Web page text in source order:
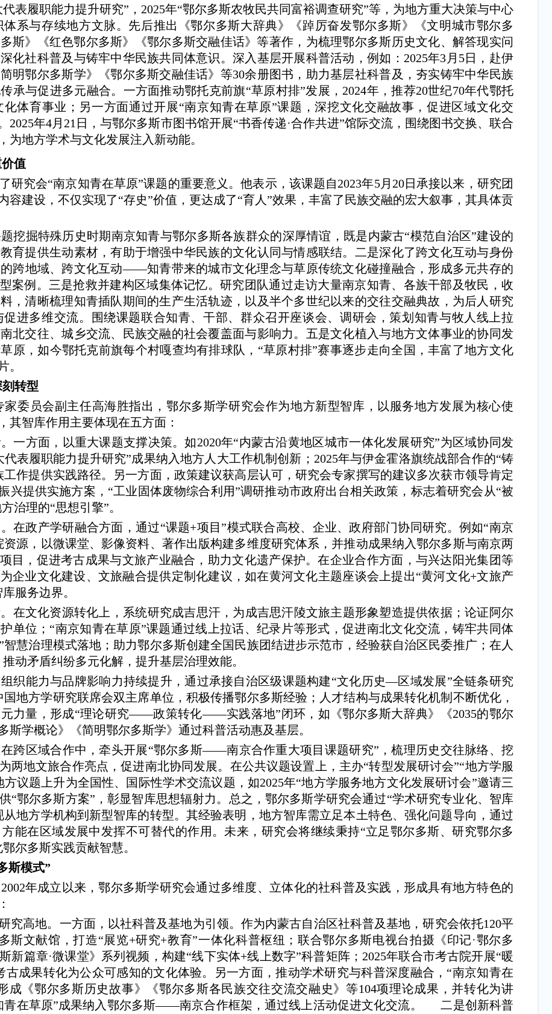
表履职能力提升研究”，2025年“鄂尔多斯农牧民共同富裕调查研究”等，为地方重大决策与中心
系与存续地方文脉。先后推出《鄂尔多斯大辞典》《踔厉奋发鄂尔多斯》《文明城市鄂尔多
斯》《红色鄂尔多斯》《鄂尔多斯交融佳话》等著作，为梳理鄂尔多斯历史文化、解答现实问
化社科普及与铸牢中华民族共同体意识。深入基层开展科普活动，例如：2025年3月5日，赴伊
明鄂尔多斯学》《鄂尔多斯交融佳话》等30余册图书，助力基层社科普及，夯实铸牢中华民族
承与促进多元融合。一方面推动鄂托克前旗“草原村排”发展，2024年，推荐20世纪70年代鄂托
体育事业；另一方面通过开展“南京知青在草原”课题，深挖文化交融故事，促进区域文化交
年4月21日，与鄂尔多斯市图书馆开展“书香传递·合作共进”馆际交流，围绕图书交换、联合
为地方学术与文化发展注入新动能。
值
究会“南京知青在草原”课题的重要意义。他表示，该课题自2023年5月20日承接以来，研究团
容建设，不仅实现了“存史”价值，更达成了“育人”效果，丰富了民族交融的宏大叙事，其具体贡
挖掘特殊历史时期南京知青与鄂尔多斯各族群众的深厚情谊，既是内蒙古“模范自治区”建设的
育提供生动素材，有助于增强中华民族的文化认同与情感联结。二是深化了跨文化互动与身份
跨地域、跨文化互动——知青带来的城市文化理念与草原传统文化碰撞融合，形成多元共存的
案例。三是抢救并建构区域集体记忆。研究团队通过走访大量南京知青、各族干部及牧民，收
，清晰梳理知青插队期间的生产生活轨迹，以及半个多世纪以来的交往交融典故，为后人研究
进多维交流。围绕课题联合知青、干部、群众召开座谈会、调研会，策划知青与牧人线上拉
北交往、城乡交流、民族交融的社会覆盖面与影响力。五是文化植入与地方文体事业的协同发
原，如今鄂托克前旗每个村嘎查均有排球队，“草原村排”赛事逐步走向全国，丰富了地方文化
。
转型
委员会副主任高海胜指出，鄂尔多斯学研究会作为地方新型智库，以服务地方发展为核心使
其智库作用主要体现在五方面：
一方面，以重大课题支撑决策。如2020年“内蒙古沿黄地区城市一体化发展研究”为区域协同发
表履职能力提升研究”成果纳入地方人大工作机制创新；2025年与伊金霍洛旗统战部合作的“铸
作提供实践路径。另一方面，政策建议获高层认可，研究会专家撰写的建议多次获市领导肯定
兴提供实施方案，“工业固体废物综合利用”调研推动市政府出台相关政策，标志着研究会从“被
治理的“思想引擎”。
在政产学研融合方面，通过“课题+项目”模式联合高校、企业、政府部门协同研究。例如“南京
源，以微课堂、影像资料、著作出版构建多维度研究体系，并推动成果纳入鄂尔多斯与南京两
目，促进考古成果与文旅产业融合，助力文化遗产保护。在企业合作方面，与兴达阳光集团等
企业文化建设、文旅融合提供定制化建议，如在黄河文化主题座谈会上提出“黄河文化+文旅产
服务边界。
在文化资源转化上，系统研究成吉思汗，为成吉思汗陵文旅主题形象塑造提供依据；论证阿尔
单位；“南京知青在草原”课题通过线上拉话、纪录片等形式，促进南北文化交流，铸牢共同体
慧治理模式落地；助力鄂尔多斯创建全国民族团结进步示范市，经验获自治区民委推广；在人
动矛盾纠纷多元化解，提升基层治理效能。
织能力与品牌影响力持续提升，通过承接自治区级课题构建“文化历史—区域发展”全链条研究
地方学研究联席会双主席单位，积极传播鄂尔多斯经验；人才结构与成果转化机制不断优化，
力量，形成“理论研究——政策转化——实践落地”闭环，如《鄂尔多斯大辞典》《2035的鄂尔
斯学概论》《简明鄂尔多斯学》通过科普活动惠及基层。
跨区域合作中，牵头开展“鄂尔多斯——南京合作重大项目课题研究”，梳理历史交往脉络、挖
两地文旅合作亮点，促进南北协同发展。在公共议题设置上，主办“转型发展研讨会”“地方学服
议题上升为全国性、国际性学术交流议题，如2025年“地方学服务地方文化发展研讨会”邀请三
“鄂尔多斯方案”，彰显智库思想辐射力。总之，鄂尔多斯学研究会通过“学术研究专业化、智库
地方学机构到新型智库的转型。其经验表明，地方智库需立足本土特色、强化问题导向，通过
能在区域发展中发挥不可替代的作用。未来，研究会将继续秉持“立足鄂尔多斯、研究鄂尔多
尔多斯实践贡献智慧。
斯模式”
年成立以来，鄂尔多斯学研究会通过多维度、立体化的社科普及实践，形成具有地方特色的
高地。一方面，以社科普及基地为引领。作为内蒙古自治区社科普及基地，研究会依托120平
斯文献馆，打造“展览+研究+教育”一体化科普枢纽；联合鄂尔多斯电视台拍摄《印记·鄂尔多
新篇章·微课堂》系列视频，构建“线下实体+线上数字”科普矩阵；2025年联合市考古院开展“暖
成果转化为公众可感知的文化体验。另一方面，推动学术研究与科普深度融合，“南京知青在
成《鄂尔多斯历史故事》《鄂尔多斯各民族交往交流交融史》等104项理论成果，并转化为讲
青在草原”成果纳入鄂尔多斯——南京合作框架，通过线上活动促进文化交流。 二是创新科普